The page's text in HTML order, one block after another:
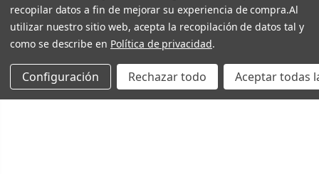
recopilar datos a fin de mejorar su experiencia de compra.Al
utilizar nuestro sitio web, acepta la recopilación de datos tal y
como se describe en Política de privacidad.
Configuración Rechazar todo Aceptar todas